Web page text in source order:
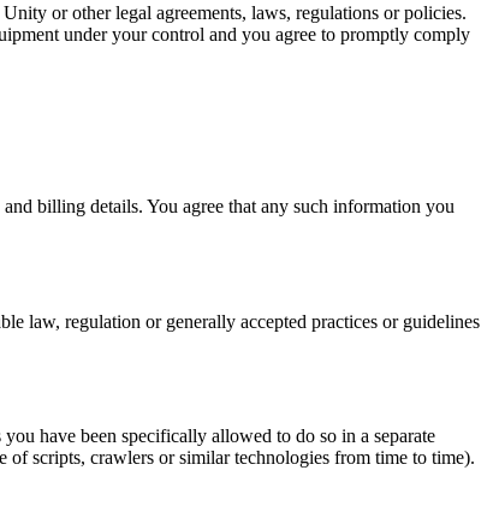
or other legal agreements, laws, regulations or policies.
under your control and you agree to promptly comply
billing details. You agree that any such information you
law, regulation or generally accepted practices or guidelines
have been specifically allowed to do so in a separate
of scripts, crawlers or similar technologies from time to time).